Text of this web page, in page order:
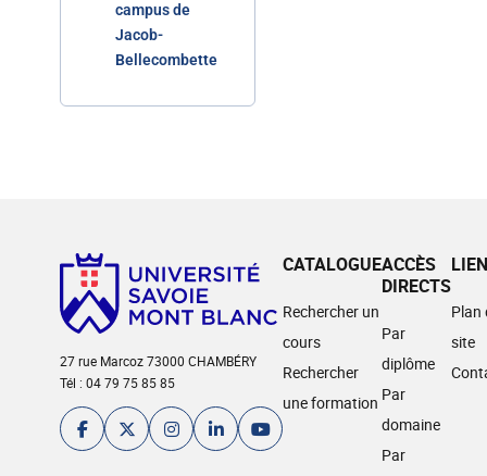
campus de
Jacob-
Bellecombette
27 rue Marcoz 73000 CHAMBÉRY
Tél : 04 79 75 85 85
CATALOGUE
Rechercher un
cours
Rechercher
une formation
ACCÈS
DIRECTS
Par
diplôme
Par
domaine
Par
Plan
site